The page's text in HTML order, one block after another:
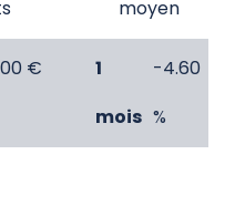
moyen
€
1
mois
-4.60
%